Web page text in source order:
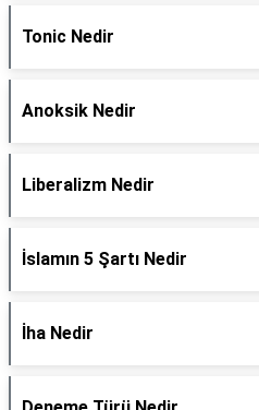
Tonic Nedir
Anoksik Nedir
Liberalizm Nedir
İslamın 5 Şartı Nedir
İha Nedir